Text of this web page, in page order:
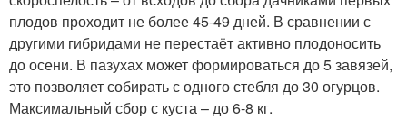
плодов проходит не более 45-49 дней. В сравнении с
другими гибридами не перестаёт активно плодоносить
до осени. В пазухах может формироваться до 5 завязей,
это позволяет собирать с одного стебля до 30 огурцов.
Максимальный сбор с куста – до 6-8 кг.